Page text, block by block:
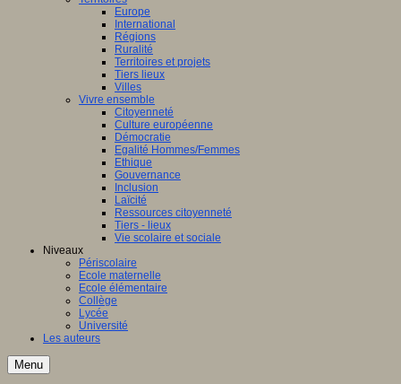
Europe
International
Régions
Ruralité
Territoires et projets
Tiers lieux
Villes
Vivre ensemble
Citoyenneté
Culture européenne
Démocratie
Egalité Hommes/Femmes
Ethique
Gouvernance
Inclusion
Laïcité
Ressources citoyenneté
Tiers - lieux
Vie scolaire et sociale
Niveaux
Périscolaire
Ecole maternelle
Ecole élémentaire
Collège
Lycée
Université
Les auteurs
Menu